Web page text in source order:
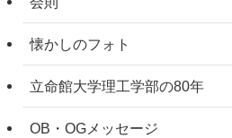
懐かしのフォト
立命館大学理工学部の80年
OB・OGメッセージ